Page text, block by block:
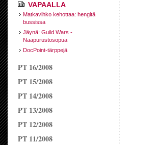
VAPAALLA
Matkavihko kehottaa: hengitä
bussissa
Jäynä: Guild Wars -
Naapurustosopua
DocPoint-tärppejä
PT 16/2008
PT 15/2008
PT 14/2008
PT 13/2008
PT 12/2008
PT 11/2008